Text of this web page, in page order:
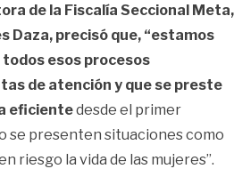
de la Fiscalía Seccional Meta,
Daza, precisó que, “estamos
esos procesos
de atención y que se preste
eficientedesde el primer
se presenten situaciones como
riesgo la vida de las mujeres”.